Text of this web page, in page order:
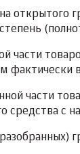
открытого
части
фактически
части
средства с